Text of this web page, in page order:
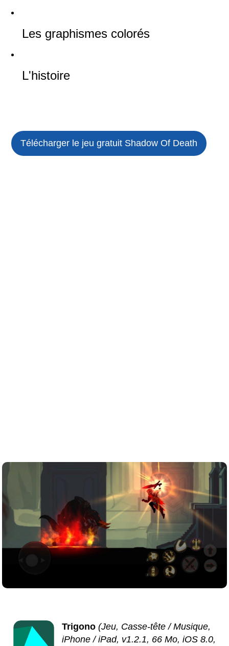
Les graphismes colorés
L'histoire
Télécharger le jeu gratuit Shadow Of Death
Trigono (Jeu, Casse-tête / Musique,
iPhone / iPad, v1.2.1, 66 Mo, iOS 8.0,